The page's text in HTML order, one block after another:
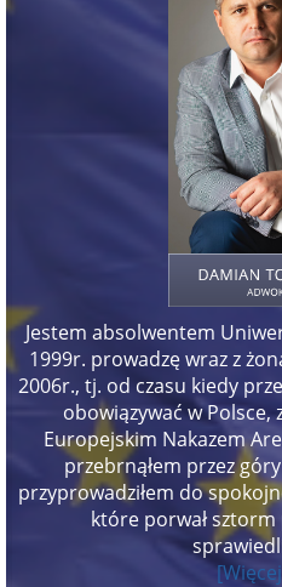
Jestem absolwentem
1999r. prowadzę wraz z
2006r., tj. od czasu kiedy
obowiązywać w
Europejskim Nakazem
przebrnąłem przez
przyprowadziłem do
które porwał